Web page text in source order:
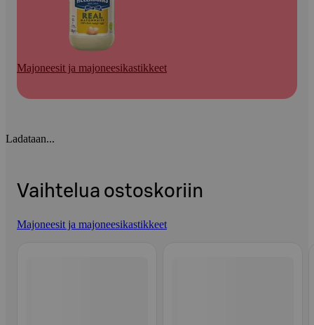
Majoneesit ja majoneesikastikkeet
Ladataan...
Vaihtelua ostoskoriin
Majoneesit ja majoneesikastikkeet